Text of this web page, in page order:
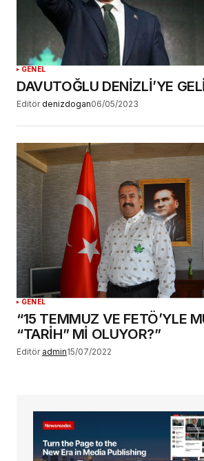
GENEL
DAVUTOĞLU DENİZLİ’YE
Editör denizdogan06/05/2023
GENEL
“15 TEMMUZ VE FETÖ’YLE
“TARİH” Mİ OLUYOR?”
Editör admin15/07/2022